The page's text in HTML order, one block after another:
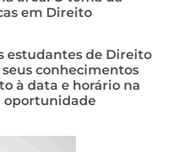
em Direito
estudantes de Direito
conhecimentos
à data e horário na
oportunidade